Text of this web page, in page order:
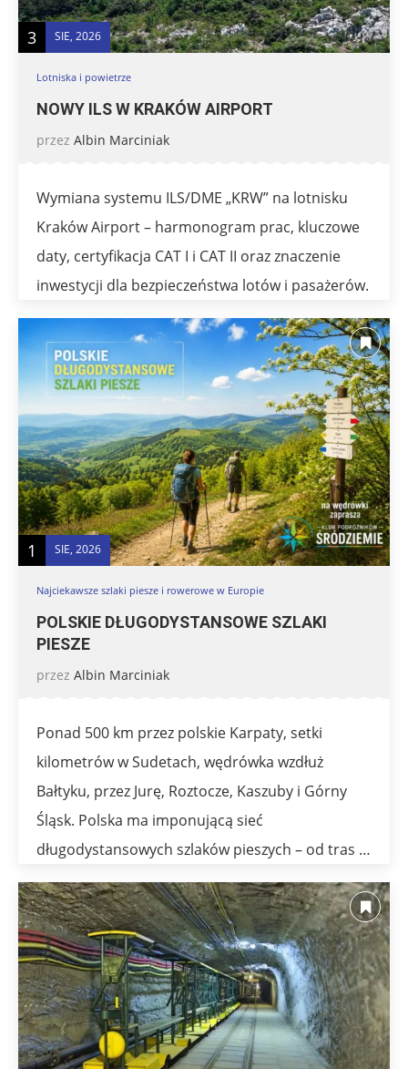
3 SIE, 2026
Lotniska i powietrze
NOWY ILS W KRAKÓW AIRPORT
przez Albin Marciniak
Wymiana systemu ILS/DME „KRW” na lotnisku
Kraków Airport – harmonogram prac, kluczowe
daty, certyfikacja CAT I i CAT II oraz znaczenie
inwestycji dla bezpieczeństwa lotów i pasażerów.
1 SIE, 2026
Najciekawsze szlaki piesze i rowerowe w Europie
POLSKIE DŁUGODYSTANSOWE SZLAKI
PIESZE
przez Albin Marciniak
Ponad 500 km przez polskie Karpaty, setki
kilometrów w Sudetach, wędrówka wzdłuż
Bałtyku, przez Jurę, Roztocze, Kaszuby i Górny
Śląsk. Polska ma imponującą sieć
długodystansowych szlaków pieszych – od tras …